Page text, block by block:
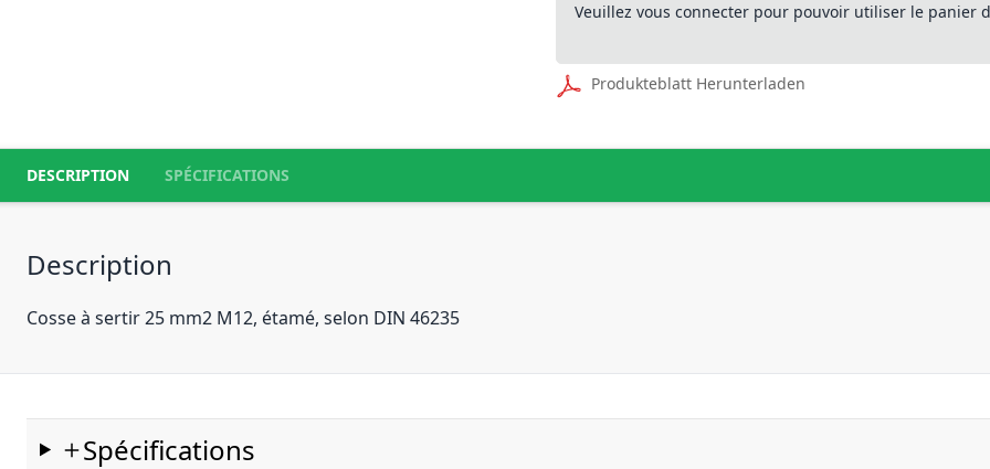
Veuillez vous connecter pour pouvoir utiliser le panier
Produkteblatt Herunterladen
DESCRIPTION SPÉCIFICATIONS
Description
Cosse à sertir 25 mm2 M12, étamé, selon DIN 46235
Spécifications